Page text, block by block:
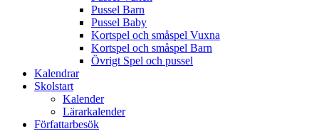
Pussel Barn
Pussel Baby
Kortspel och småspel Vuxna
Kortspel och småspel Barn
Övrigt Spel och pussel
Kalendrar
Skolstart
Kalender
Lärarkalender
Författarbesök